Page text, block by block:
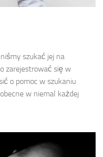
szukać jej na
zarejestrować się w
o pomoc w szukaniu
w niemal każdej